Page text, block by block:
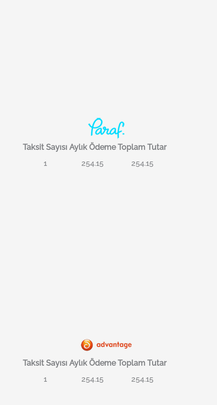
Taksit Sayısı Aylık Ödeme Toplam Tutar
1
254.15 254.15
Taksit Sayısı Aylık Ödeme Toplam Tutar
1
254.15 254.15